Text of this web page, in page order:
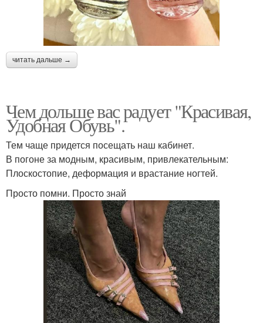
читать дальше →
Чем дольше вас радует "Красивая,
Удобная Обувь".
Тем чаще придется посещать наш кабинет.
В погоне за модным, красивым, привлекательным:
Плоскостопие, деформация и врастание ногтей.
Просто помни. Просто знай